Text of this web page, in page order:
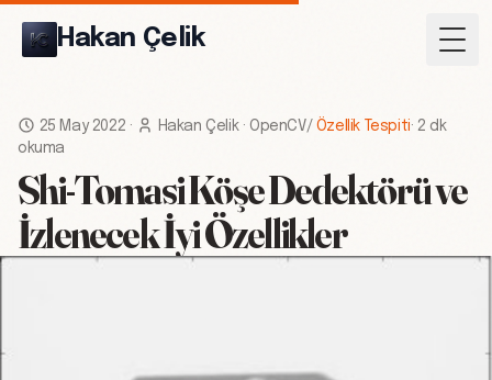
Hakan Çelik
25 May 2022 · Hakan Çelik·OpenCV/ Özellik Tespiti·2 dk
okuma
Shi-Tomasi Köşe Dedektörü ve
İzlenecek İyi Özellikler